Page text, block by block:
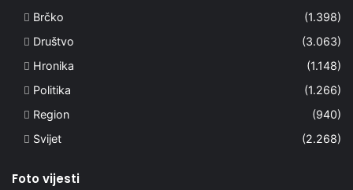
Brčko
(1.398)
Društvo
(3.063)
Hronika
(1.148)
Politika
(1.266)
Region
(940)
Svijet
(2.268)
Foto vijesti